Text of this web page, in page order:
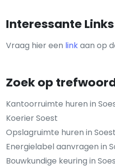
Interessante Links
Vraag hier een linkaan op
Zoek op
Kantoorruimte huren in
Koerier Soest
Opslagruimte huren in Soest
Energielabel aanvragen in
Bouwkundige keuring in